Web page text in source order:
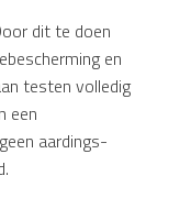
dit te doen
en
testen volledig
een
aardings-